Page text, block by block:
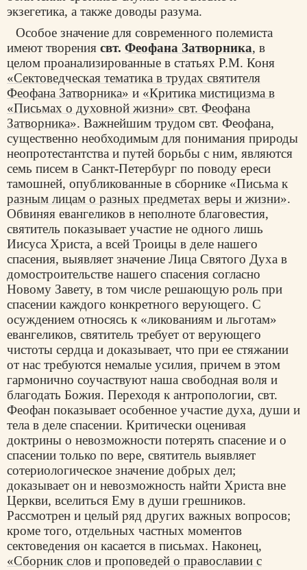
экзегетика, а также доводы разума.
Особое значение для современного полемиста
имеют творения свт. Феофана Затворника, в
целом проанализированные в статьях Р.М. Коня
«Сектоведческая тематика в трудах святителя
Феофана Затворника» и «Критика мистицизма в
«Письмах о духовной жизни» свт. Феофана
Затворника». Важнейшим трудом свт. Феофана,
существенно необходимым для понимания природы
неопротестантства и путей борьбы с ним, являются
семь писем в Санкт-Петербург по поводу ереси
тамошней, опубликованные в сборнике «Письма к
разным лицам о разных предметах веры и жизни».
Обвиняя евангеликов в неполноте благовестия,
святитель показывает участие не одного лишь
Иисуса Христа, а всей Троицы в деле нашего
спасения, выявляет значение Лица Святого Духа в
домостроительстве нашего спасения согласно
Новому Завету, в том числе решающую роль при
спасении каждого конкретного верующего. С
осуждением относясь к «ликованиям и льготам»
евангеликов, святитель требует от верующего
чистоты сердца и доказывает, что при ее стяжании
от нас требуются немалые усилия, причем в этом
гармонично соучаствуют наша свободная воля и
благодать Божия. Переходя к антропологии, свт.
Феофан показывает особенное участие духа, души и
тела в деле спасении. Критически оценивая
доктрины о невозможности потерять спасение и о
спасении только по вере, святитель выявляет
сотериологическое значение добрых дел;
доказывает он и невозможность найти Христа вне
Церкви, вселиться Ему в души грешников.
Рассмотрен и целый ряд других важных вопросов;
кроме того, отдельных частных моментов
сектоведения он касается в письмах. Наконец,
«Сборник слов и проповедей о православии с